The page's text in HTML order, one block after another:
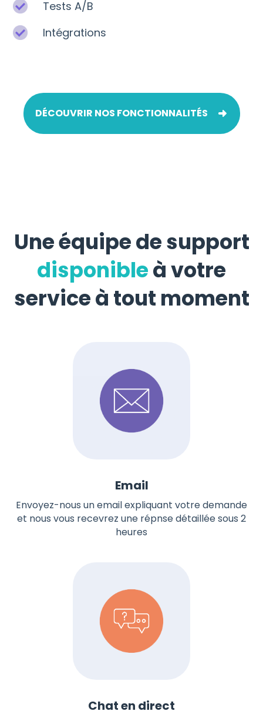
Tests A/B
Intégrations
DÉCOUVRIR NOS FONCTIONNALITÉS
Une équipe de support
disponibleà votre
service à tout moment
Email
Envoyez-nous un email expliquant votre demande
et nous vous recevrez une répnse détaillée sous 2
heures
Chat en direct